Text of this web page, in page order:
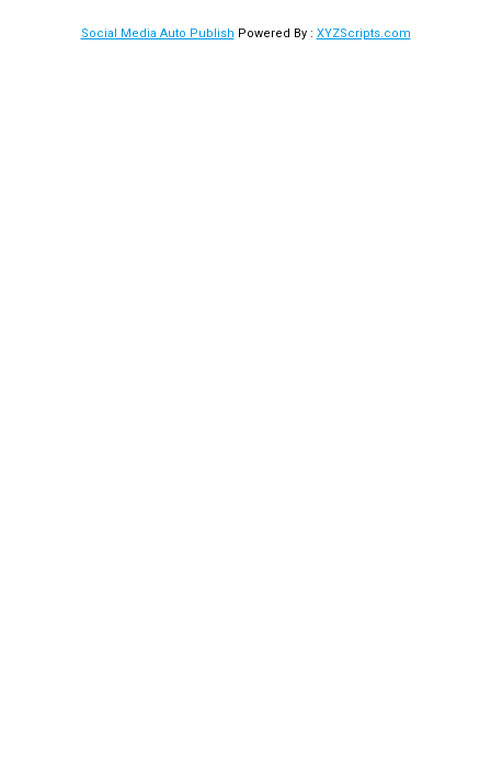
Social Media Auto Publish Powered By : XYZScripts.com